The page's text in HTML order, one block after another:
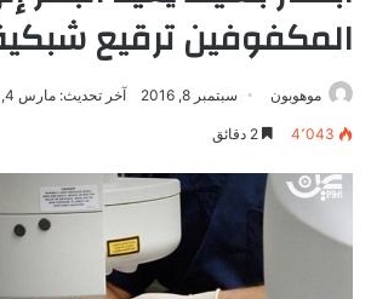
المكفوفين ترقيع
موهوبون سبتمبر 8, 2016 آخر تحديث: مارس 4, 2023
4٬043